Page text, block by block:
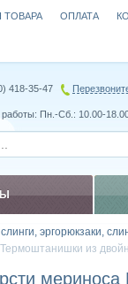
эргорюкзаки,
Термоштанишки из
ТОВАРА ОПЛАТА
418-35-47
Пн.-Сб.: 10.00-